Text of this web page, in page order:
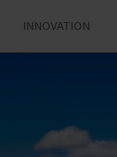
INNOVATION